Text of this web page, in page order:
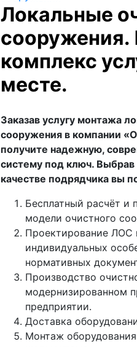
Локальные
комплекс
месте.
Заказав услугу монтажа
сооружения в компании
получите надежную,
систему под ключ.
качестве подрядчика вы
Бесплатный расчёт и
модели очистного
Проектирование ЛОС
индивидуальных
нормативных
Производство
модернизированном
предприятии.
Доставка
Монтаж